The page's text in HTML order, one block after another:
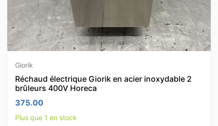
Giorik
Réchaud électrique Giorik en acier inoxydable 2
brûleurs 400V Horeca
375.00
Plus que 1 en stock